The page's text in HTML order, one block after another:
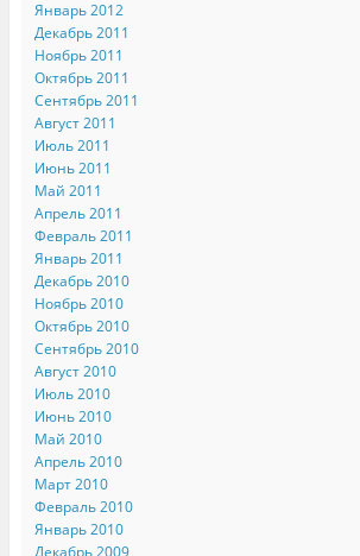
Январь 2012
Декабрь 2011
Ноябрь 2011
Октябрь 2011
Сентябрь 2011
Август 2011
Июль 2011
Июнь 2011
Май 2011
Апрель 2011
Февраль 2011
Январь 2011
Декабрь 2010
Ноябрь 2010
Октябрь 2010
Сентябрь 2010
Август 2010
Июль 2010
Июнь 2010
Май 2010
Апрель 2010
Март 2010
Февраль 2010
Январь 2010
Декабрь 2009